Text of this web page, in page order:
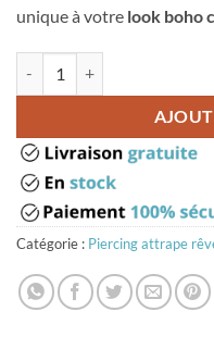
unique à votre look boho
Catégorie : Piercing attrape